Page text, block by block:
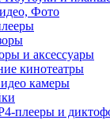
Фото
и аксессуары
кинотеатры
камеры
плееры и